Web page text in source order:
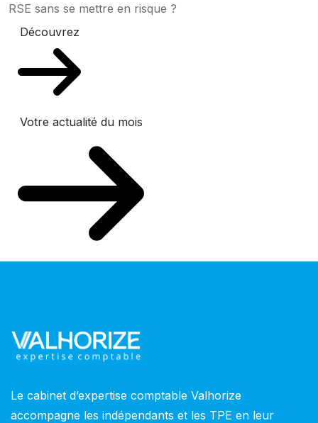
RSE sans se mettre en risque ?
Découvrez
Votre actualité du mois
Le cabinet d’expertise comptable Valhorize
accompagne les indépendants et les TPE en leur